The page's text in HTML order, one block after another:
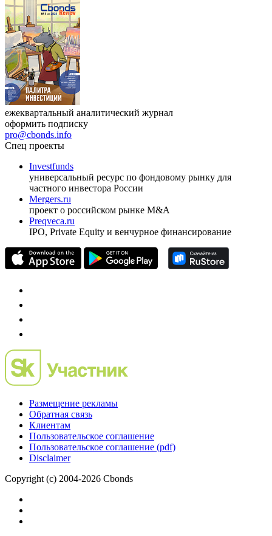
ежеквартальный аналитический журнал
оформить подписку
pro@cbonds.info
Спец проекты
Investfunds
универсальный ресурс по фондовому рынку для
частного инвестора России
Mergers.ru
проект о российском рынке M&A
Preqveca.ru
IPO, Private Equity и венчурное финансирование
Размещение рекламы
Обратная связь
Клиентам
Пользовательское соглашение
Пользовательское соглашение (pdf)
Disclaimer
Copyright (c) 2004-2026 Cbonds